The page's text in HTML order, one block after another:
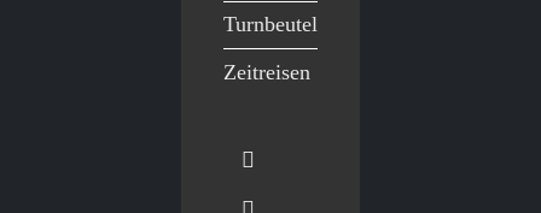
Turnbeutel
Zeitreisen